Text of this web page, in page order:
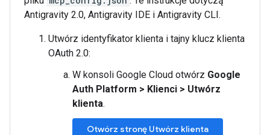
Antigravity 2.0, Antigravity IDE i Antigravity CLI.
Utwórz identyfikator klienta i tajny klucz klienta
OAuth 2.0:
W konsoli Google Cloud otwórz Google
Auth Platform > Klienci > Utwórz
klienta.
Otwórz stronę Utwórz klienta